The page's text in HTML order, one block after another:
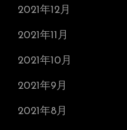
2021年12月
2021年11月
2021年10月
2021年9月
2021年8月